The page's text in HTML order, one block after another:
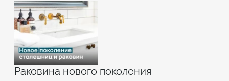
Раковина нового поколения